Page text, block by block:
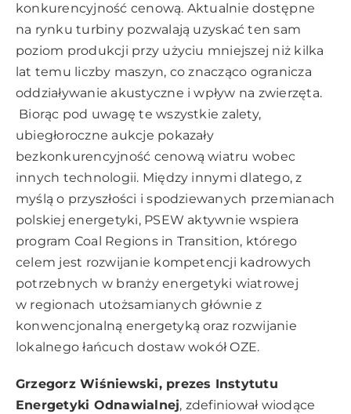
konkurencyjność cenową. Aktualnie dostępne
na rynku turbiny pozwalają uzyskać ten sam
poziom produkcji przy użyciu mniejszej niż kilka
lat temu liczby maszyn, co znacząco ogranicza
oddziaływanie akustyczne i wpływ na zwierzęta.
Biorąc pod uwagę te wszystkie zalety,
ubiegłoroczne aukcje pokazały
bezkonkurencyjność cenową wiatru wobec
innych technologii. Między innymi dlatego, z
myślą o przyszłości i spodziewanych przemianach
polskiej energetyki, PSEW aktywnie wspiera
program Coal Regions in Transition, którego
celem jest rozwijanie kompetencji kadrowych
potrzebnych w branży energetyki wiatrowej
w regionach utożsamianych głównie z
konwencjonalną energetyką oraz rozwijanie
lokalnego łańcuch dostaw wokół OZE.
Grzegorz Wiśniewski, prezes Instytutu
Energetyki Odnawialnej, zdefiniował wiodące